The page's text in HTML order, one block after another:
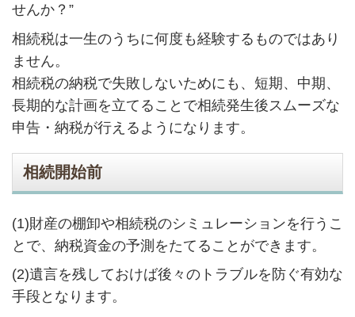
せんか？”
相続税は一生のうちに何度も経験するものではあり
ません。
相続税の納税で失敗しないためにも、短期、中期、
長期的な計画を立てることで相続発生後スムーズな
申告・納税が行えるようになります。
相続開始前
(1)財産の棚卸や相続税のシミュレーションを行うこ
とで、納税資金の予測をたてることができます。
(2)遺言を残しておけば後々のトラブルを防ぐ有効な
手段となります。